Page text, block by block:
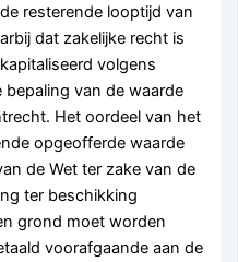
resterende looptijd van
dat zakelijke recht is
volgens
van de waarde
Het oordeel van het
opgeofferde waarde
de Wet ter zake van de
ter beschikking
grond moet worden
voorafgaande aan de